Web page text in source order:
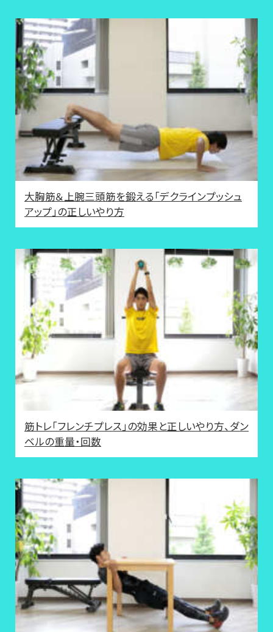
大胸筋＆上腕三頭筋を鍛える「デクラインプッシュ
アップ」の正しいやり方
筋トレ「フレンチプレス」の効果と正しいやり方、ダン
ベルの重量・回数